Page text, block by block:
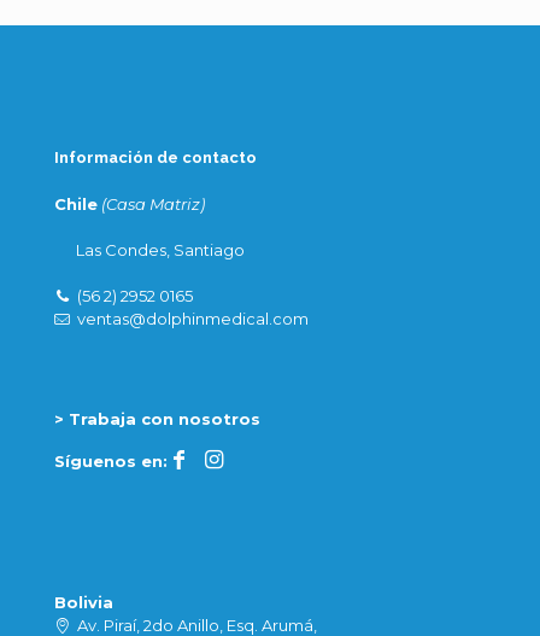
Información de contacto
Chile (Casa Matriz)
Las Condes, Santiago
(56 2) 2952 0165
ventas@dolphinmedical.com
> Trabaja con nosotros
Síguenos en:
Bolivia
Av. Piraí, 2do Anillo, Esq. Arumá,